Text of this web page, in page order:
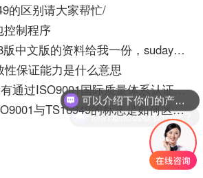
的区别请大家帮忙/
控制程序
谁有ISO9001 2008版中文版的资料给我一份，sudaywang@126.com
性保证能力是什么意思
江苏鹏胜重工集团有通过ISO9001国际质量体系认证吗 他家还获得过什么证书啊
有哪位高手知道ISO9001与TS16949的标志是如何区分的
可以介绍下你们的产品么？
你们是怎么收费的呢？